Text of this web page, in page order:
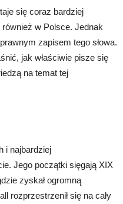
się coraz bardziej
w Polsce. Jednak
zapisem tego słowa.
jak właściwie pisze się
na temat tej
i najbardziej
Jego początki sięgają XIX
zyskał ogromną
rozprzestrzenił się na cały